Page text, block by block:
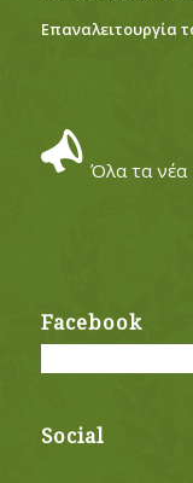
Eπαναλειτουργία
Όλα τα νέα
Facebook
Social